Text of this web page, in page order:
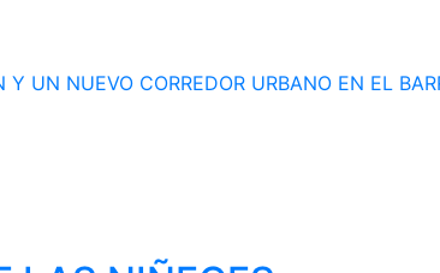
UN NUEVO CORREDOR URBANO EN EL